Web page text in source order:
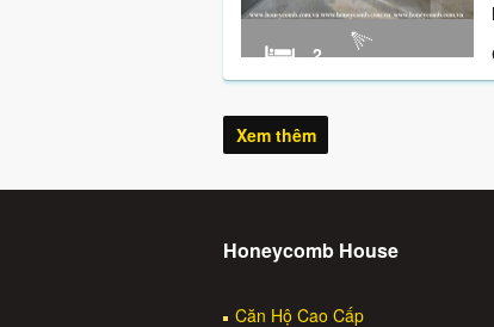
2
Xem thêm
Honeycomb House
Căn Hộ Cao Cấp